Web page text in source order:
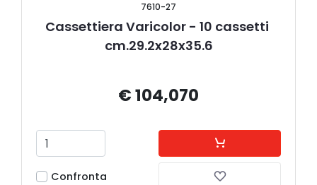
7610-27
Cassettiera Varicolor - 10 cassetti
cm.29.2x28x35.6
€ 104,070
Confronta